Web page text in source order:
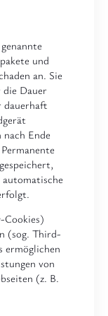
und
an. Sie
Dauer
dauerhaft
nach Ende
automatische
Cookies)
(sog. Third-
ermöglichen
von
(z. B.